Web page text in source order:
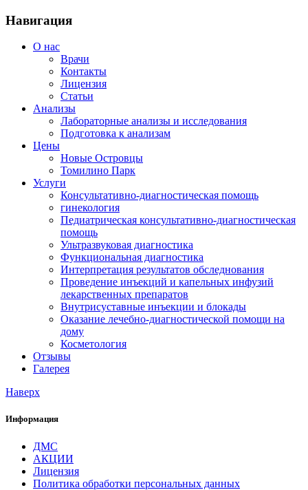
Навигация
О нас
Врачи
Контакты
Лицензия
Статьи
Анализы
Лабораторные анализы и исследования
Подготовка к анализам
Цены
Новые Островцы
Томилино Парк
Услуги
Консультативно-диагностическая помощь
гинекология
Педиатрическая консультативно-диагностическая
помощь
Ультразвуковая диагностика
Функциональная диагностика
Интерпретация результатов обследнования
Проведение инъекций и капельных инфузий
лекарственных препаратов
Внутрисуставные инъекции и блокады
Оказание лечебно-диагностической помощи на
дому
Косметология
Отзывы
Галерея
Наверх
Информация
ДМС
АКЦИИ
Лицензия
Политика обработки персональных данных